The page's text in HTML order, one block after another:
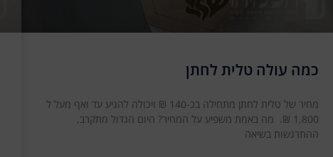
כמה עולה טלית לחתן
מחיר של טלית לחתן מתחילה בכ-140 ₪ ויכולה להגיע עד ואף מעל ל
1,800 ₪. מה באמת משפיע על המחיר? היום הגדול מתקרב,
ההתרגשות בשיאה